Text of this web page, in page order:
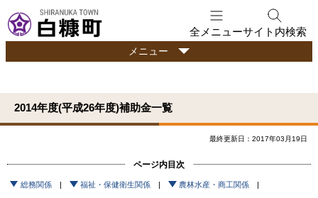
文
へ
ュ
へ
全メニューサイト内検索
行
政
報
メニュー
2014年度(平成26年度)補助金一覧
最終更新日：2017年03月19日
ページ内目次
総務関係 福祉・保健衛生関係 農林水産・商工関係